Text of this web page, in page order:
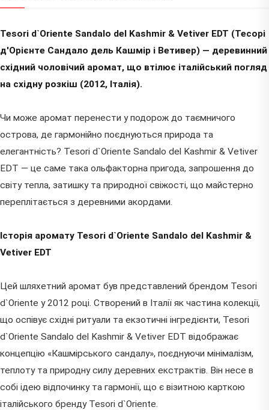
Tesori d`Oriente Sandalo del Kashmir & Vetiver EDT (Тесорі
д'Орієнте Сандало дель Кашмір і Ветивер) — деревинний
східний чоловічий аромат, що втілює італійський погляд
на східну розкіш (2012, Італія).
Чи може аромат перенести у подорож до таємничого
острова, де гармонійно поєднуються природа та
елегантність? Tesori d`Oriente Sandalo del Kashmir & Vetiver
EDT — це саме така ольфакторна пригода, запрошення до
світу тепла, затишку та природної свіжості, що майстерно
переплітається з деревними акордами.
Історія аромату Tesori d`Oriente Sandalo del Kashmir &
Vetiver EDT
Цей шляхетний аромат був представлений брендом Tesori
d`Oriente у 2012 році. Створений в Італії як частина колекції,
що оспівує східні ритуали та екзотичні інгредієнти, Tesori
d`Oriente Sandalo del Kashmir & Vetiver EDT відображає
концепцію «Кашмірського сандалу», поєднуючи мінімалізм,
теплоту та природну силу деревних екстрактів. Він несе в
собі ідею відпочинку та гармонії, що є візитною карткою
італійського бренду Tesori d`Oriente.